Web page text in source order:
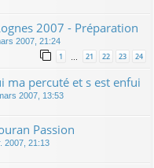
2007 - Préparation
2007, 21:24
1 … 21 22 23 24
ma percuté et s est enfui
2007, 13:53
Passion
2007, 21:13